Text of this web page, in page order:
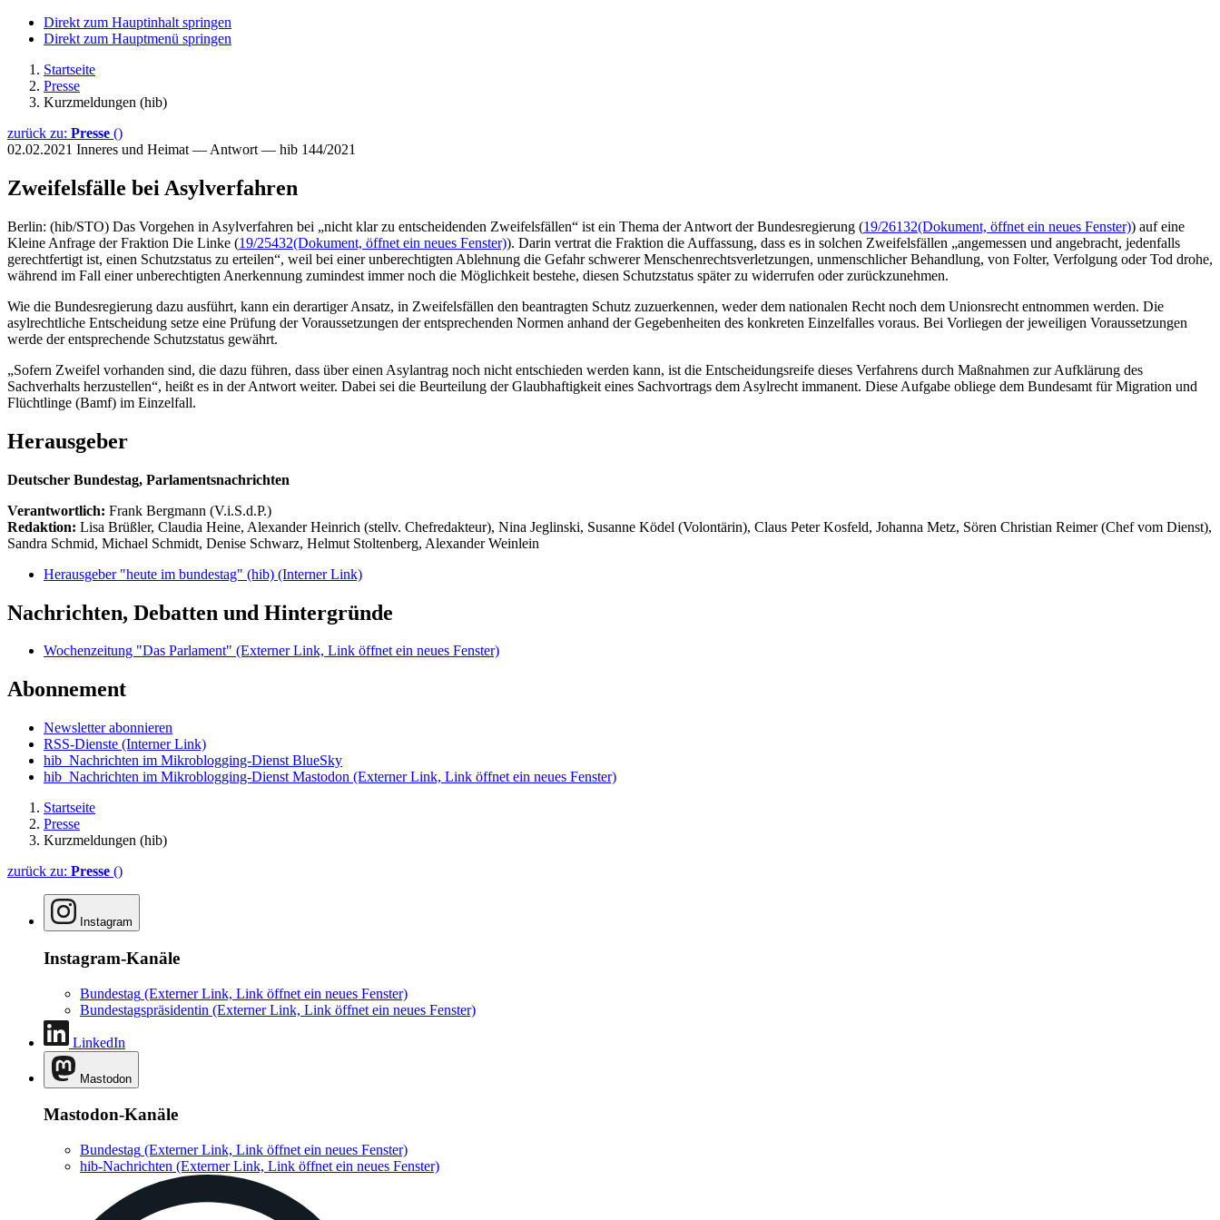
Direkt zum Hauptinhalt springen
Direkt zum Hauptmenü springen
Startseite
Presse
Kurzmeldungen (hib)
zurück zu: Presse ()
02.02.2021 Inneres und Heimat — Antwort — hib 144/2021
Zweifelsfälle bei Asylverfahren
Berlin: (hib/STO) Das Vorgehen in Asylverfahren bei „nicht klar zu entscheidenden Zweifelsfällen“ ist ein Thema der Antwort der Bundesregierung (19/26132(Dokument, öffnet ein neues Fenster)) auf eine
Kleine Anfrage der Fraktion Die Linke (19/25432(Dokument, öffnet ein neues Fenster)). Darin vertrat die Fraktion die Auffassung, dass es in solchen Zweifelsfällen „angemessen und angebracht, jedenfalls
gerechtfertigt ist, einen Schutzstatus zu erteilen“, weil bei einer unberechtigten Ablehnung die Gefahr schwerer Menschenrechtsverletzungen, unmenschlicher Behandlung, von Folter, Verfolgung oder Tod drohe,
während im Fall einer unberechtigten Anerkennung zumindest immer noch die Möglichkeit bestehe, diesen Schutzstatus später zu widerrufen oder zurückzunehmen.
Wie die Bundesregierung dazu ausführt, kann ein derartiger Ansatz, in Zweifelsfällen den beantragten Schutz zuzuerkennen, weder dem nationalen Recht noch dem Unionsrecht entnommen werden. Die
asylrechtliche Entscheidung setze eine Prüfung der Voraussetzungen der entsprechenden Normen anhand der Gegebenheiten des konkreten Einzelfalles voraus. Bei Vorliegen der jeweiligen Voraussetzungen
werde der entsprechende Schutzstatus gewährt.
„Sofern Zweifel vorhanden sind, die dazu führen, dass über einen Asylantrag noch nicht entschieden werden kann, ist die Entscheidungsreife dieses Verfahrens durch Maßnahmen zur Aufklärung des
Sachverhalts herzustellen“, heißt es in der Antwort weiter. Dabei sei die Beurteilung der Glaubhaftigkeit eines Sachvortrags dem Asylrecht immanent. Diese Aufgabe obliege dem Bundesamt für Migration und
Flüchtlinge (Bamf) im Einzelfall.
Herausgeber
Deutscher Bundestag, Parlamentsnachrichten
Verantwortlich: Frank Bergmann (V.i.S.d.P.)
Redaktion: Lisa Brüßler, Claudia Heine, Alexander Heinrich (stellv. Chefredakteur), Nina Jeglinski, Susanne Ködel (Volontärin), Claus Peter Kosfeld, Johanna Metz, Sören Christian Reimer (Chef vom Dienst),
Sandra Schmid, Michael Schmidt, Denise Schwarz, Helmut Stoltenberg, Alexander Weinlein
Herausgeber "heute im bundestag" (hib) (Interner Link)
Nachrichten, Debatten und Hintergründe
Wochenzeitung "Das Parlament" (Externer Link, Link öffnet ein neues Fenster)
Abonnement
Newsletter abonnieren
RSS-Dienste (Interner Link)
hib_Nachrichten im Mikroblogging-Dienst BlueSky
hib_Nachrichten im Mikroblogging-Dienst Mastodon (Externer Link, Link öffnet ein neues Fenster)
Startseite
Presse
Kurzmeldungen (hib)
zurück zu: Presse ()
Instagram
Instagram-Kanäle
Bundestag (Externer Link, Link öffnet ein neues Fenster)
Bundestagspräsidentin (Externer Link, Link öffnet ein neues Fenster)
LinkedIn
Mastodon
Mastodon-Kanäle
Bundestag (Externer Link, Link öffnet ein neues Fenster)
hib-Nachrichten (Externer Link, Link öffnet ein neues Fenster)